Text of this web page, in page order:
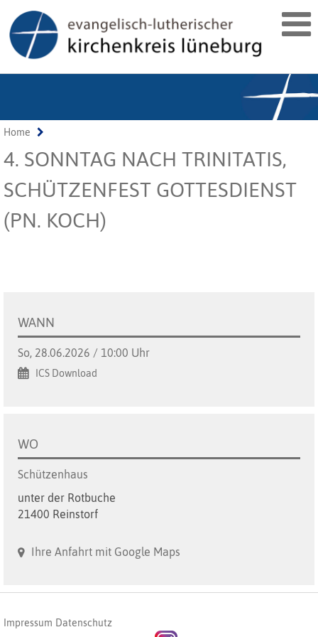
Home
4. SONNTAG NACH TRINITATIS,
SCHÜTZENFEST GOTTESDIENST
(PN. KOCH)
WANN
So, 28.06.2026 / 10:00 Uhr
ICS Download
WO
Schützenhaus
unter der Rotbuche
21400 Reinstorf
Ihre Anfahrt mit Google Maps
Impressum Datenschutz